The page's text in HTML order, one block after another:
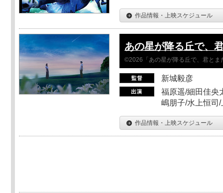
作品情報・上映スケジュール
あの星が降る丘で、
©2026「あの星が降る丘で、君とま
新城毅彦
福原遥/細田佳央
嶋朋子/水上恒司
作品情報・上映スケジュール